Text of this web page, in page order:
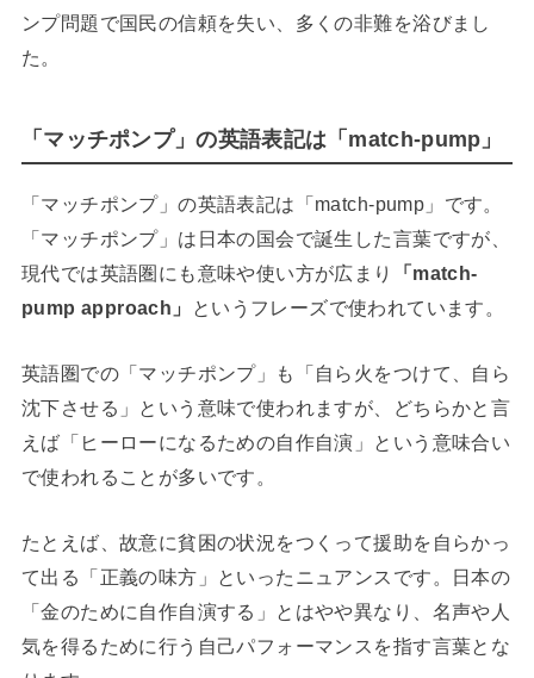
ンプ問題で国民の信頼を失い、多くの非難を浴びまし
た。
「マッチポンプ」の英語表記は「match-pump」
「マッチポンプ」の英語表記は「match-pump」です。
「マッチポンプ」は日本の国会で誕生した言葉ですが、
現代では英語圏にも意味や使い方が広まり
「match-
pump approach」
というフレーズで使われています。
英語圏での「マッチポンプ」も「自ら火をつけて、自ら
沈下させる」という意味で使われますが、どちらかと言
えば「ヒーローになるための自作自演」という意味合い
で使われることが多いです。
たとえば、故意に貧困の状況をつくって援助を自らかっ
て出る「正義の味方」といったニュアンスです。日本の
「金のために自作自演する」とはやや異なり、名声や人
気を得るために行う自己パフォーマンスを指す言葉とな